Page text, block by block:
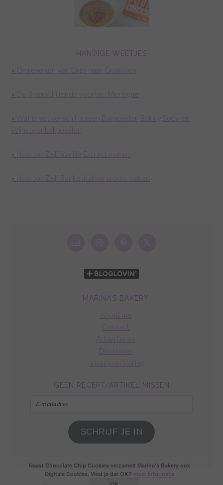
HANDIGE WEETJES
• Omrekenen van Cups naar Grammen
• De 3 verschillende soorten Meringue
• Wat is het verschil tussen Bakpoeder, Baking Soda en
• How to : Zelf Vanille Extract maken
• How to : Zelf Banketbakkersroom maken
MARINA’S BAKERY
GEEN RECEPT/ARTIKEL MISSEN
SCHRIJF JE IN
Naast Chocolate Chip Cookies verzamelt Marina's Bakery ook
Digitale Cookies. Vind je dat OK? meer informatie